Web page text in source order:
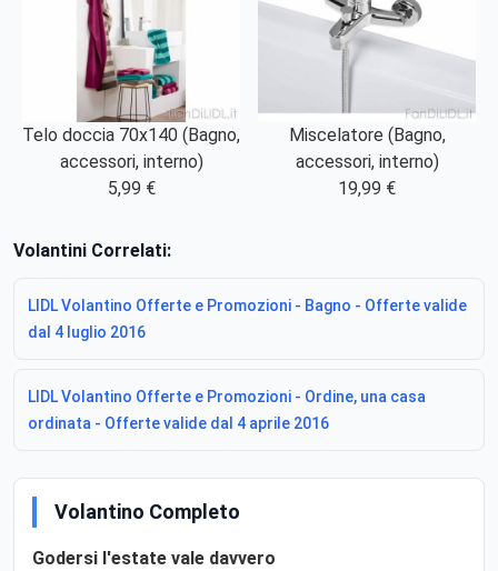
Telo doccia 70x140 (Bagno,
accessori, interno)
5,99 €
Miscelatore (Bagno,
accessori, interno)
19,99 €
Volantini Correlati:
LIDL Volantino Offerte e Promozioni - Bagno - Offerte valide
dal 4 luglio 2016
LIDL Volantino Offerte e Promozioni - Ordine, una casa
ordinata - Offerte valide dal 4 aprile 2016
Volantino Completo
Godersi l'estate vale davvero